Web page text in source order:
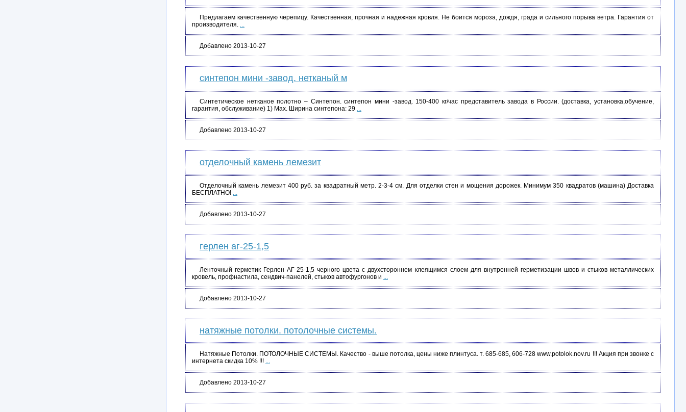
Предлагаем качественную черепицу. Качественная, прочная и надежная кровля. Не боится мороза, дождя, града и сильного порыва ветра. Гарантия от
производителя. ...
Добавлено 2013-10-27
синтепон мини -завод. нетканый м
Синтетическое нетканое полотно – Синтепон. синтепон мини -завод. 150-400 кг/час представитель завода в России. (доставка, установка,обучение,
гарантия, обслуживание) 1) Мах. Ширина синтепона: 29 ...
Добавлено 2013-10-27
отделочный камень лемезит
Отделочный камень лемезит 400 руб. за квадратный метр. 2-3-4 см. Для отделки стен и мощения дорожек. Минимум 350 квадратов (машина) Доставка
БЕСПЛАТНО! ...
Добавлено 2013-10-27
герлен аг-25-1,5
Ленточный герметик Герлен АГ-25-1,5 черного цвета с двухстороннем клеящимся слоем для внутренней герметизации швов и стыков металлических
кровель, профнастила, сендвич-панелей, стыков автофургонов и ...
Добавлено 2013-10-27
натяжные потолки. потолочные системы.
Натяжные Потолки. ПОТОЛОЧНЫЕ СИСТЕМЫ. Качество - выше потолка, цены ниже плинтуса. т. 685-685, 606-728 www.potolok.nov.ru !!! Акция при звонке с
интернета скидка 10% !!! ...
Добавлено 2013-10-27